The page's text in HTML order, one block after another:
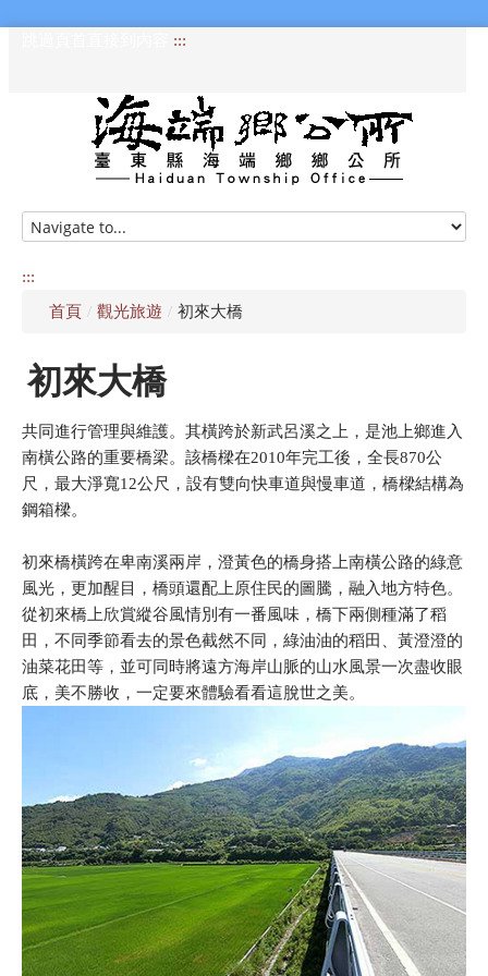
:::
HOME
認識海端
公所介紹
便民服務
資訊公開專區
:::
首頁 / 觀光旅遊 / 初來大橋
初來大橋
共同進行管理與維護。其橫跨於新武呂溪之上，是池上鄉進入
南橫公路的重要橋梁。該橋樑在2010年完工後，全長870公
尺，最大淨寬12公尺，設有雙向快車道與慢車道，橋樑結構為
鋼箱樑。
初來橋橫跨在卑南溪兩岸，澄黃色的橋身搭上南橫公路的綠意
風光，更加醒目，橋頭還配上原住民的圖騰，融入地方特色。
從初來橋上欣賞縱谷風情別有一番風味，橋下兩側種滿了稻
田，不同季節看去的景色截然不同，綠油油的稻田、黃澄澄的
油菜花田等，並可同時將遠方海岸山脈的山水風景一次盡收眼
底，美不勝收，一定要來體驗看看這脫世之美。